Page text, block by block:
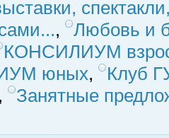
,
Любовь и
КОНСИЛИУМ
юных,
Клуб
Занятные